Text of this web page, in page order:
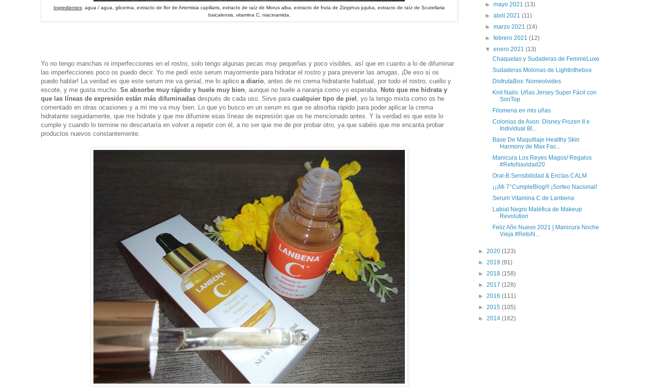
Ingredientes: agua / agua, glicerina, extracto de flor de Artemisia capillaris, extracto de raíz de Morus alba, extracto de fruta de Zizyphus jujuba, extracto de raíz de Scutellaria
baicalensis, vitamina C, niacinamida.
Yo no tengo manchas ni imperfecciones en el rostro, solo tengo algunas pecas muy pequeñas y poco visibles, así que en cuanto a lo de difuminar
las imperfecciones poco os puedo decir. Yo me pedí este serum mayormente para hidratar el rostro y para prevenir las arrugas, ¡De eso si os
puedo hablar! La verdad es que este serum me va genial, me lo aplico a diario, antes de mi crema hidratante habitual, por todo el rostro, cuello y
escote, y me gusta mucho. Se absorbe muy rápido y huele muy bien, aunque no huele a naranja como yo esperaba. Noto que me hidrata y
que las líneas de expresión están más difuminadas después de cada uso. Sirve para cualquier tipo de piel , yo la tengo mixta como os he
comentado en otras ocasiones y a mi me va muy bien. Lo que yo busco en un serum es que se absorba rápido para poder aplicar la crema
hidratante seguidamente, que me hidrate y que me difumine esas líneas de expresión que os he mencionado antes. Y la verdad es que este lo
cumple y cuando lo termine no descartaría en volver a repetir con él, a no ser que me de por probar otro, ya que sabéis que me encanta probar
productos nuevos constantemente.
►mayo 2021(13)
►abril 2021(11)
►marzo 2021(14)
►febrero 2021(12)
▼enero 2021(13)
Chaquetas y Sudaderas de FemmeLuxe
Sudaderas Molonas de Lightinthebox
DisfrutaBox: Nomeolvides
Knit Nails: Uñas Jersey Super Fácil con
SonTop
Filomena en mis uñas
Colonias de Avon: Disney Frozen II e
Individual Bl...
Base De Maquillaje Healthy Skin
Harmony de Max Fac...
Manicura Los Reyes Magos/ Regalos
#RetoNavidad20
Oral-B Sensibilidad & Encías CALM
¡¡¡Mi 7°CumpleBlog!!! ¡Sorteo Nacional!
Serum Vitamina C de Lanbena
Labial Negro Maléfica de Makeup
Revolution
Feliz Año Nuevo 2021 | Manicura Noche
Vieja #RetoN...
► 2020 (123)
► 2019 (91)
► 2018 (158)
► 2017 (128)
► 2016 (111)
► 2015 (105)
► 2014 (162)